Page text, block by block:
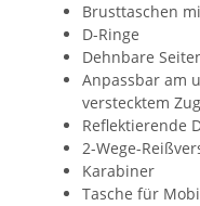
Brusttaschen
D-Ringe
Dehnbare
Anpassbar am
verstecktem
Reflektierende
2-Wege-
Karabiner
Tasche für